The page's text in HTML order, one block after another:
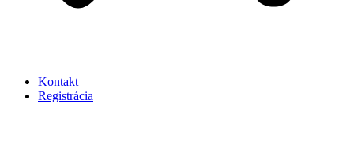
Kontakt
Registrácia